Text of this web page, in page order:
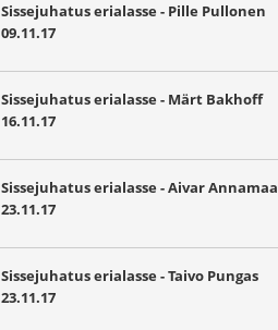
Sissejuhatus erialasse - Pille Pullonen
09.11.17
Sissejuhatus erialasse - Märt Bakhoff
16.11.17
Sissejuhatus erialasse - Aivar Annamaa
23.11.17
Sissejuhatus erialasse - Taivo Pungas
23.11.17